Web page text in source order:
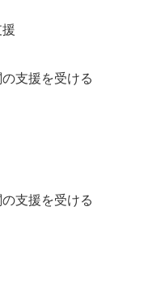
支援を受ける
支援を受ける